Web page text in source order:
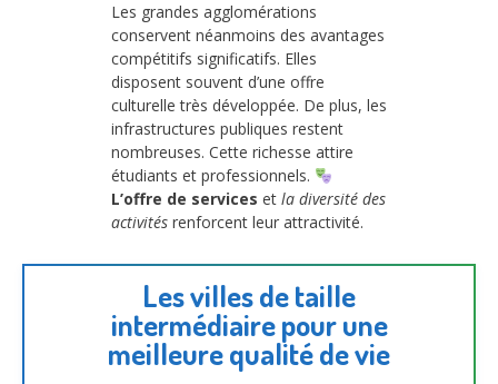
Les grandes agglomérations
conservent néanmoins des avantages
compétitifs significatifs. Elles
disposent souvent d’une offre
culturelle très développée. De plus, les
infrastructures publiques restent
nombreuses. Cette richesse attire
étudiants et professionnels.
L’offre de services et la diversité des
activités renforcent leur attractivité.
Les villes de taille
intermédiaire pour une
meilleure qualité de vie